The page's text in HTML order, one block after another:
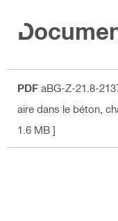
PDF aBG-Z-21.8-
aire dans le béton,
1.6 MB ]